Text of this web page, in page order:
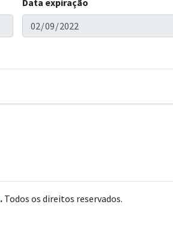
Data expiração
.Todos os direitos reservados.